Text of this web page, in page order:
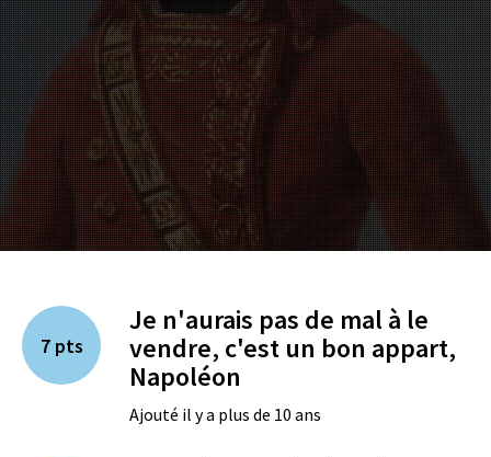
7 pts
Je n'aurais pas de mal à le
vendre, c'est un bon appart,
Napoléon
Ajouté il y a plus de 10 ans